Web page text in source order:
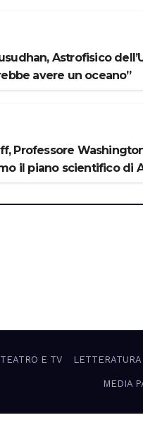
Astrofisico
avere un oceano”
Professore
il piano scientifico di
E TV LETTERATURA
MEDIA